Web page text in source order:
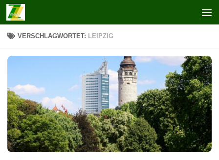
Zum Inhalt springen
VERSCHLAGWORTET: LEIPZIG